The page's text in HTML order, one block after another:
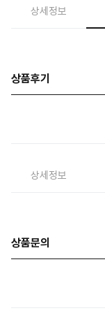
상세정보
상품후기
상세정보
상품문의